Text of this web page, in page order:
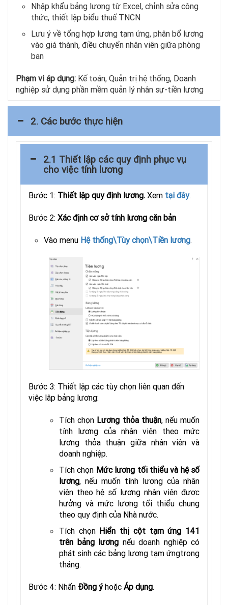
Nhập khẩu bảng lương từ Excel, chỉnh sửa công
thức, thiết lập biểu thuế TNCN
Lưu ý về tổng hợp lương tạm ứng, phân bổ lương
vào giá thành, điều chuyển nhân viên giữa phòng
ban
Phạm vi áp dụng: Kế toán, Quản trị hệ thống, Doanh
nghiệp sử dụng phần mềm quản lý nhân sự-tiền lương
2. Các bước thực hiện
2.1 Thiết lập các quy định phục vụ
cho việc tính lương
Bước 1: Thiết lập quy định lương. Xem tại đây.
Bước 2: Xác định cơ sở tính lương căn bản
Vào menu Hệ thống\Tùy chọn\Tiền lương.
Bước 3: Thiết lập các tùy chọn liên quan đến
việc lâp bảng lương:
Tích chọn Lương thỏa thuận, nếu muốn
tính lương của nhân viên theo mức
lương thỏa thuận giữa nhân viên và
doanh nghiệp.
Tích chọn Mức lương tối thiểu và hệ số
lương, nếu muốn tính lương của nhân
viên theo hệ số lương nhân viên được
hưởng và mức lương tối thiểu chung
theo quy định của Nhà nước.
Tích chọn Hiển thị cột tạm ứng 141
trên bảng lương nếu doanh nghiệp có
phát sinh các bảng lương tạm ứngtrong
tháng.
Bước 4: Nhấn Đồng ýhoặc Áp dụng.